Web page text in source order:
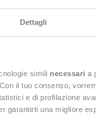
Dettagli
simili necessari a
il tuo consenso,
e di profilazione
garantirti una migliore